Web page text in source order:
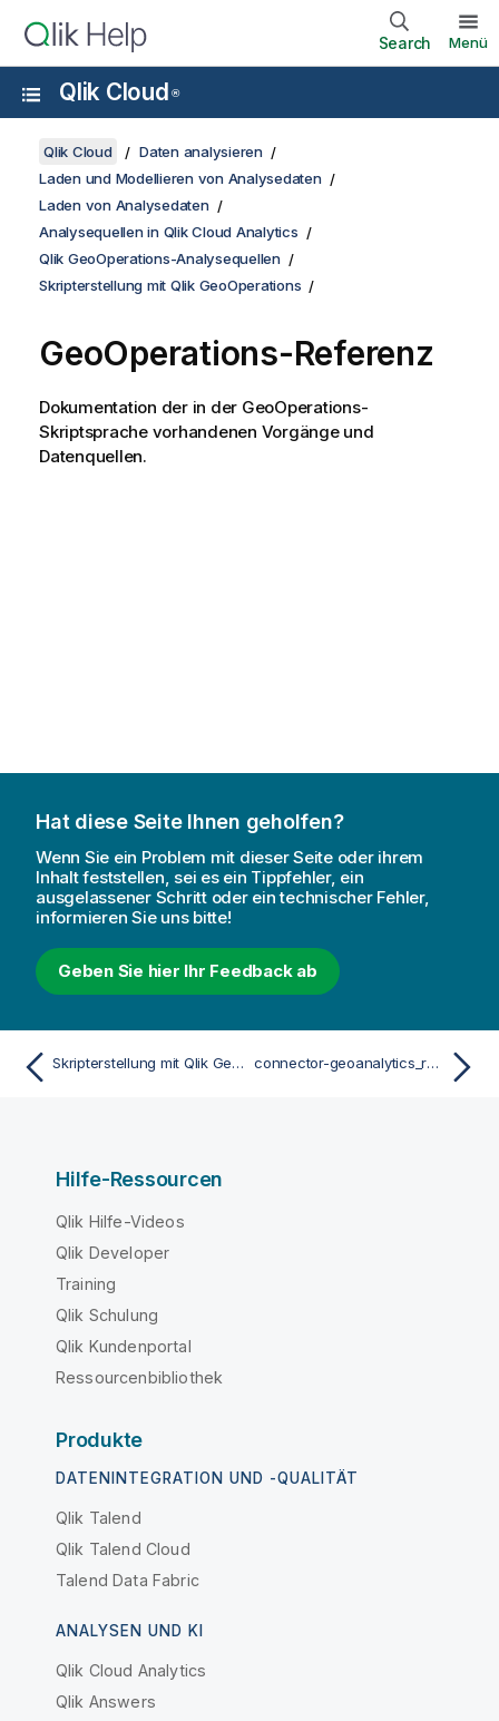
Search Menü
Qlik Cloud ®
Qlik Cloud
Daten analysieren
Laden und Modellieren von Analysedaten
Laden von Analysedaten
Analysequellen in Qlik Cloud Analytics
Qlik GeoOperations-Analysequellen
Skripterstellung mit Qlik GeoOperations
GeoOperations-Referenz
Dokumentation der in der GeoOperations-
Skriptsprache vorhandenen Vorgänge und
Datenquellen.
Hat diese Seite Ihnen geholfen?
Wenn Sie ein Problem mit dieser Seite oder ihrem
Inhalt feststellen, sei es ein Tippfehler, ein
ausgelassener Schritt oder ein technischer Fehler,
informieren Sie uns bitte!
Geben Sie hier Ihr Feedback ab
Skripterstellung mit Qlik GeoOperations connector-geoanalytics_reference-Operation
Hilfe-Ressourcen
Qlik Hilfe-Videos
Qlik Developer
Training
Qlik Schulung
Qlik Kundenportal
Ressourcenbibliothek
Produkte
DATENINTEGRATION UND -QUALITÄT
Qlik Talend
Qlik Talend Cloud
Talend Data Fabric
ANALYSEN UND KI
Qlik Cloud Analytics
Qlik Answers